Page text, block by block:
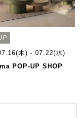
木) - 07.22(水)
POP-UP SHOP